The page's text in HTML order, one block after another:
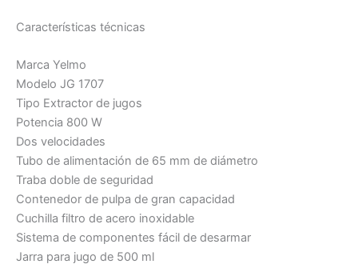
Características técnicas
Marca Yelmo
Modelo JG 1707
Tipo Extractor de jugos
Potencia 800 W
Dos velocidades
Tubo de alimentación de 65 mm de diámetro
Traba doble de seguridad
Contenedor de pulpa de gran capacidad
Cuchilla filtro de acero inoxidable
Sistema de componentes fácil de desarmar
Jarra para jugo de 500 ml